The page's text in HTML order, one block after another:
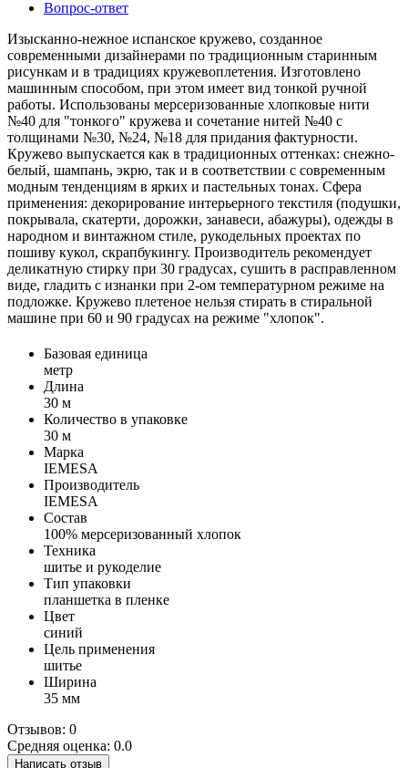
Вопрос-ответ
Изысканно-нежное испанское кружево, созданное
современными дизайнерами по традиционным старинным
рисункам и в традициях кружевоплетения. Изготовлено
машинным способом, при этом имеет вид тонкой ручной
работы. Использованы мерсеризованные хлопковые нити
№40 для "тонкого" кружева и сочетание нитей №40 с
толщинами №30, №24, №18 для придания фактурности.
Кружево выпускается как в традиционных оттенках: снежно-
белый, шампань, экрю, так и в соответствии с современным
модным тенденциям в ярких и пастельных тонах. Сфера
применения: декорирование интерьерного текстиля (подушки,
покрывала, скатерти, дорожки, занавеси, абажуры), одежды в
народном и винтажном стиле, рукодельных проектах по
пошиву кукол, скрапбукингу. Производитель рекомендует
деликатную стирку при 30 градусах, сушить в расправленном
виде, гладить с изнанки при 2-ом температурном режиме на
подложке. Кружево плетеное нельзя стирать в стиральной
машине при 60 и 90 градусах на режиме "хлопок".
Базовая единица
метр
Длина
30 м
Количество в упаковке
30 м
Марка
IEMESA
Производитель
IEMESA
Состав
100% мерсеризованный хлопок
Техника
шитье и рукоделие
Тип упаковки
планшетка в пленке
Цвет
синий
Цель применения
шитье
Ширина
35 мм
Отзывов: 0
Средняя оценка: 0.0
Написать отзыв